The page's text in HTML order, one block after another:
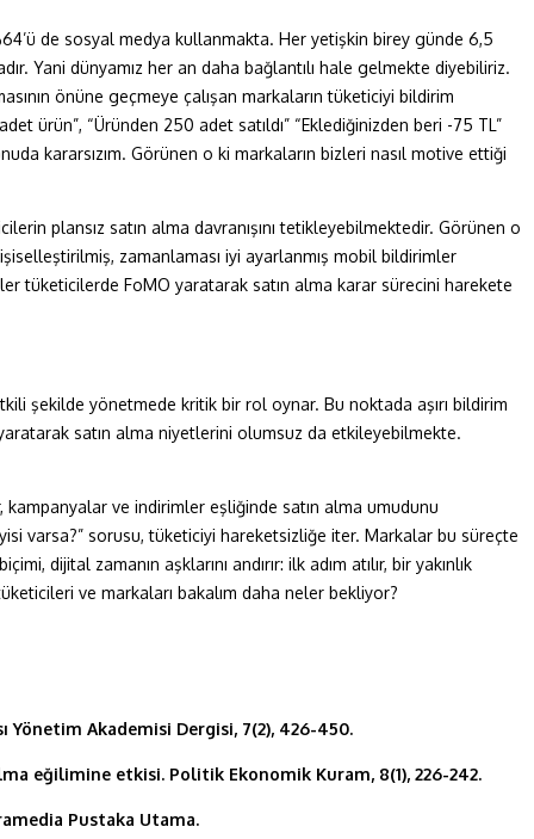
de sosyal medya kullanmakta. Her yetişkin birey günde 6,5
Yani dünyamız her an daha bağlantılı hale gelmekte diyebiliriz.
önüne geçmeye çalışan markaların tüketiciyi bildirim
ürün”, “Üründen 250 adet satıldı” “Eklediğinizden beri -75 TL”
kararsızım. Görünen o ki markaların bizleri nasıl motive ettiği
plansız satın alma davranışını tetikleyebilmektedir. Görünen o
zamanlaması iyi ayarlanmış mobil bildirimler
tüketicilerde FoMO yaratarak satın alma karar sürecini harekete
şekilde yönetmede kritik bir rol oynar. Bu noktada aşırı bildirim
satın alma niyetlerini olumsuz da etkileyebilmekte.
ve indirimler eşliğinde satın alma umudunu
varsa?” sorusu, tüketiciyi hareketsizliğe iter. Markalar bu süreçte
zamanın aşklarını andırır: ilk adım atılır, bir yakınlık
ve markaları bakalım daha neler bekliyor?
Yönetim Akademisi Dergisi, 7(2), 426-450.
eğilimine etkisi. Politik Ekonomik Kuram, 8(1), 226-242.
Pustaka Utama.